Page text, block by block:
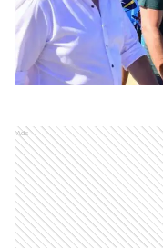
Ads